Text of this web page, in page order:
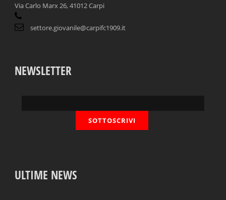
Via Carlo Marx 26, 41012 Carpi
settore.giovanile@carpifc1909.it
NEWSLETTER
ULTIME NEWS